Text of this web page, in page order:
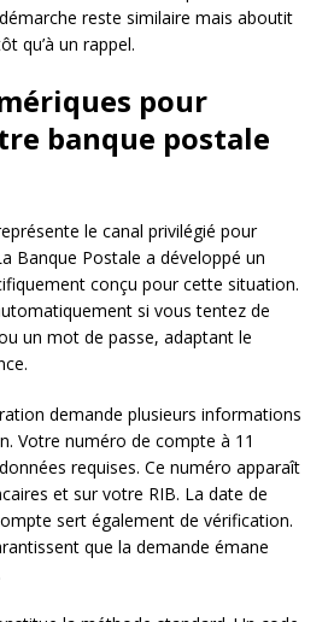
reste similaire mais aboutit
qu’à un rappel.
pour
banque postale
le canal privilégié pour
Banque Postale a développé un
conçu pour cette situation.
si vous tentez de
un mot de passe, adaptant le
demande plusieurs informations
Votre numéro de compte à 11
requises. Ce numéro apparaît
et sur votre RIB. La date de
sert également de vérification.
que la demande émane